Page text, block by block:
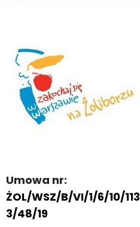
Umowa nr:
ŻOL/WSZ/B/VI/1/6/10/113
3/48/19